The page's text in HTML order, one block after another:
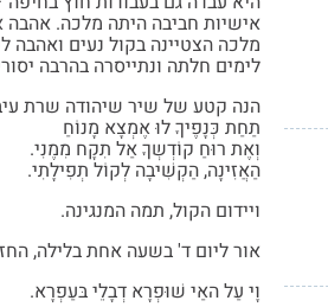
אישיות חביבה היתה מלכה. אהבה
מלכה הצטיינה בקול נעים ואהבה
לימים חלתה ונתייסרה בהרבה
הנה קטע של שיר שיהודה שרת
תַחַת כְּנָפֶיךָ לוּ אֶמְצָא מָנוֹחַ
וְאֶת רוּחַ קוֹדְשְךָ אַל תִקָח מִמֶנִי.
הַאֲזִינָה, הַקְשִׁיבָה לְקוֹל תְפִילָתִי.
ויידום הקול, תמה המנגינה.
אור ליום ד' בשעה אחת בלילה,
וָי עַל האַי שׁוּפְרָא דְבָלֵי בּעַפְרָא.